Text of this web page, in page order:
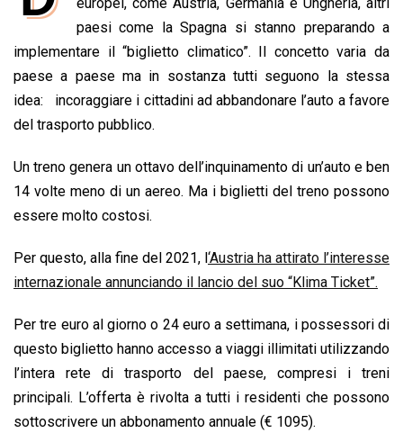
o
o
k
s
A
p
p
e
d
I
n
a
d
s
l
L
i
n
k
t
paesi come la Spagna si stanno preparando a
implementare il “biglietto climatico”. Il concetto varia da
paese a paese ma in sostanza tutti seguono la stessa
idea: incoraggiare i cittadini ad abbandonare l’auto a favore
del trasporto pubblico.
Un treno genera un ottavo dell’inquinamento di un’auto e ben
14 volte meno di un aereo. Ma i biglietti del treno possono
essere molto costosi.
Per questo, alla fine del 2021, l‘Austria ha attirato l’interesse
internazionale annunciando il lancio del suo “Klima Ticket”.
Per tre euro al giorno o 24 euro a settimana, i possessori di
questo biglietto hanno accesso a viaggi illimitati utilizzando
l’intera rete di trasporto del paese, compresi i treni
principali. L’offerta è rivolta a tutti i residenti che possono
sottoscrivere un abbonamento annuale (€ 1095).